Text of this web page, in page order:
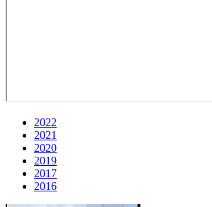
2022
2021
2020
2019
2017
2016